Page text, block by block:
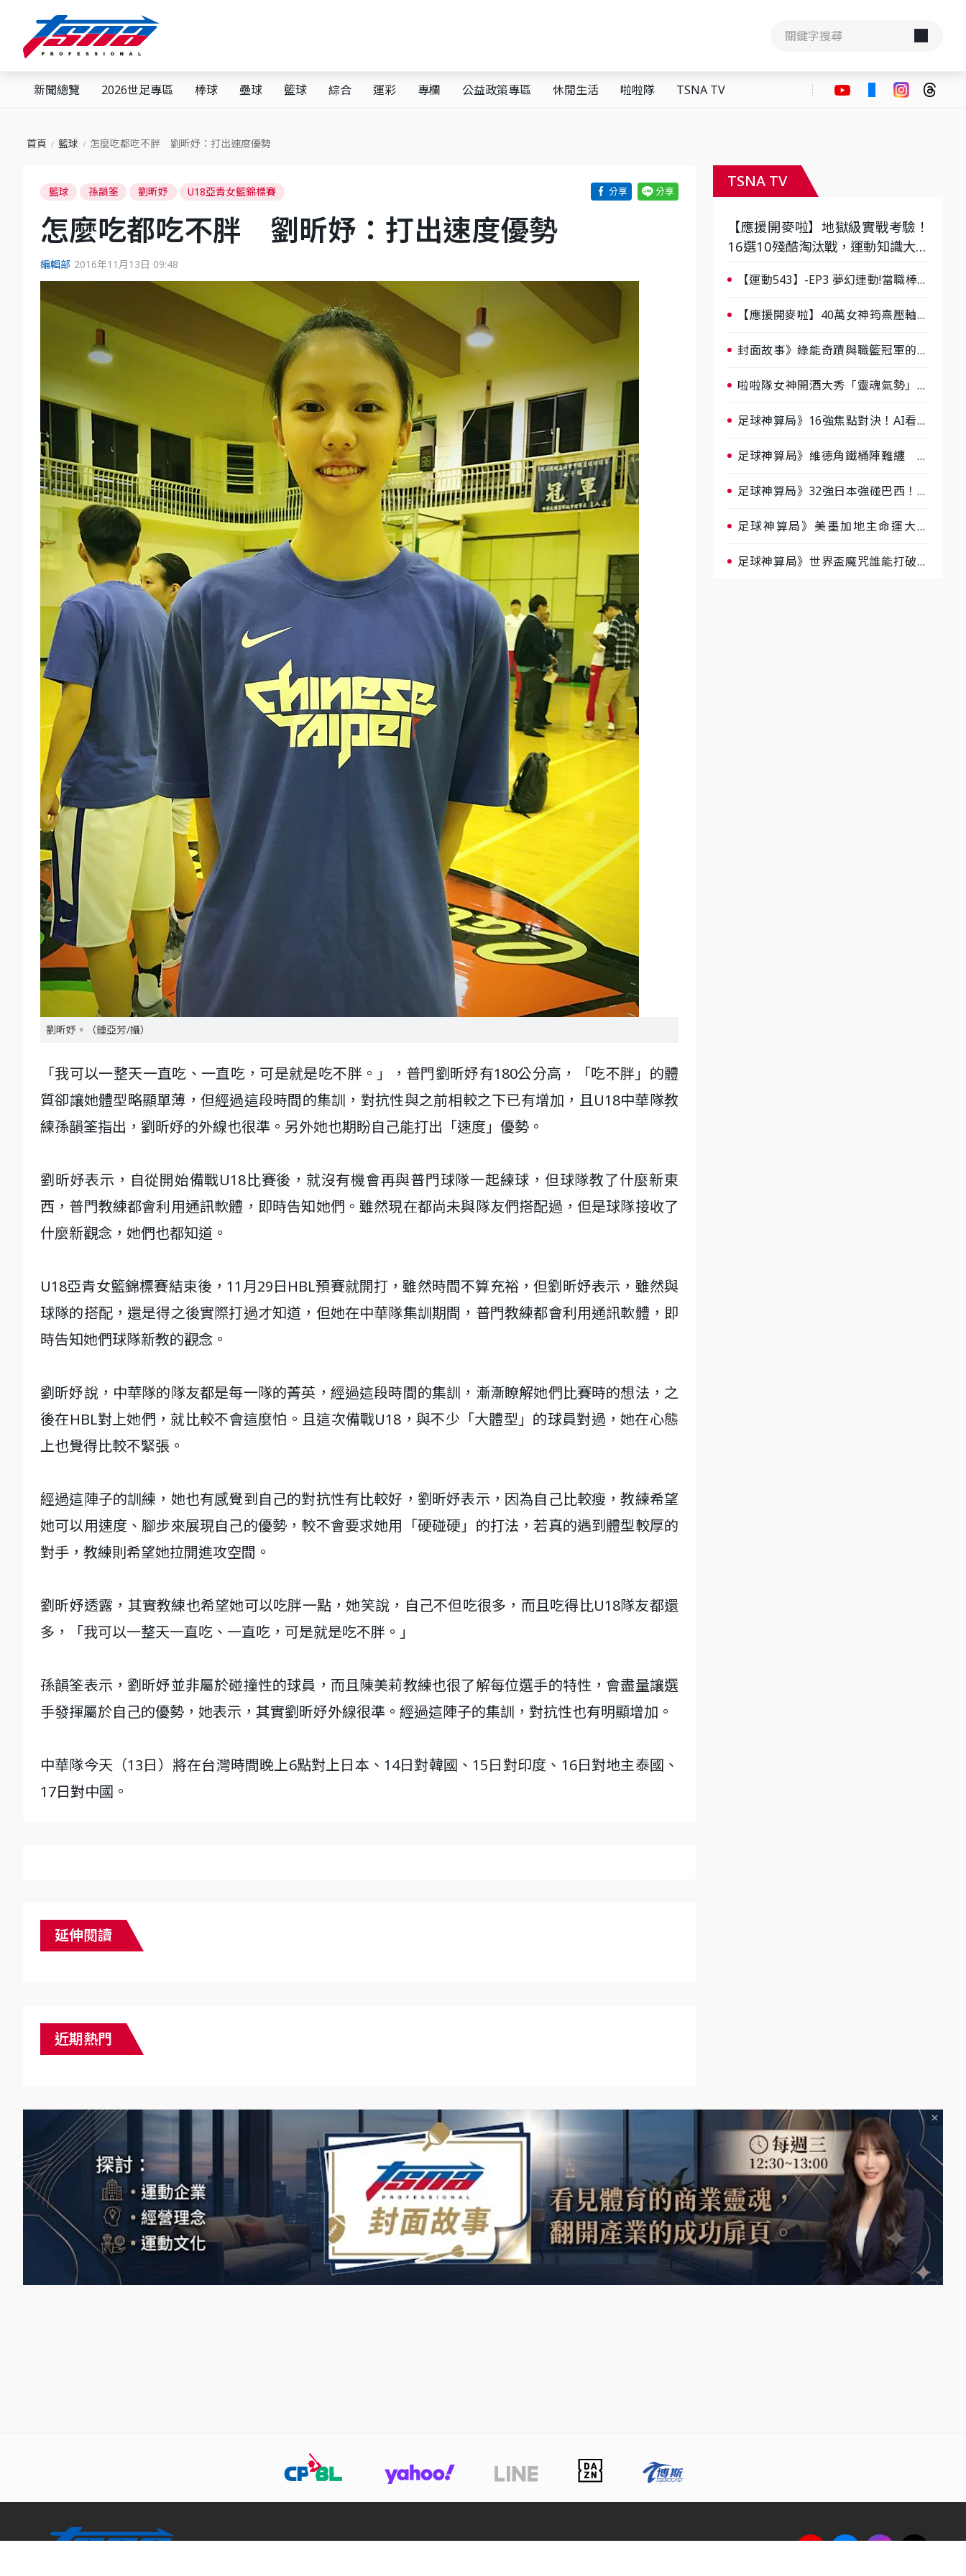
新聞總覽 2026世足專區 棒球 壘球 籃球 綜合 運彩 專欄 公益政策專區 休閒生活 啦啦隊 TSNA TV
首頁 籃球 怎麼吃都吃不胖 劉昕妤：打出速度優勢
籃球 孫韻筌 劉昕妤 U18亞青女籃錦標賽
怎麼吃都吃不胖 劉昕妤：打出速度優勢
編輯部 2016年11月13日 09:48
劉昕妤。（鍾亞芳/攝）
「我可以一整天一直吃、一直吃，可是就是吃不胖。」，普門劉昕妤有180公分高，「吃不胖」的體
質卻讓她體型略顯單薄，但經過這段時間的集訓，對抗性與之前相較之下已有增加，且U18中華隊教
練孫韻筌指出，劉昕妤的外線也很準。另外她也期盼自己能打出「速度」優勢。
劉昕妤表示，自從開始備戰U18比賽後，就沒有機會再與普門球隊一起練球，但球隊教了什麼新東
西，普門教練都會利用通訊軟體，即時告知她們。雖然現在都尚未與隊友們搭配過，但是球隊接收了
什麼新觀念，她們也都知道。
U18亞青女籃錦標賽結束後，11月29日HBL預賽就開打，雖然時間不算充裕，但劉昕妤表示，雖然與
球隊的搭配，還是得之後實際打過才知道，但她在中華隊集訓期間，普門教練都會利用通訊軟體，即
時告知她們球隊新教的觀念。
劉昕妤說，中華隊的隊友都是每一隊的菁英，經過這段時間的集訓，漸漸瞭解她們比賽時的想法，之
後在HBL對上她們，就比較不會這麼怕。且這次備戰U18，與不少「大體型」的球員對過，她在心態
上也覺得比較不緊張。
經過這陣子的訓練，她也有感覺到自己的對抗性有比較好，劉昕妤表示，因為自己比較瘦，教練希望
她可以用速度、腳步來展現自己的優勢，較不會要求她用「硬碰硬」的打法，若真的遇到體型較厚的
對手，教練則希望她拉開進攻空間。
劉昕妤透露，其實教練也希望她可以吃胖一點，她笑說，自己不但吃很多，而且吃得比U18隊友都還
多，「我可以一整天一直吃、一直吃，可是就是吃不胖。」
孫韻筌表示，劉昕妤並非屬於碰撞性的球員，而且陳美莉教練也很了解每位選手的特性，會盡量讓選
手發揮屬於自己的優勢，她表示，其實劉昕妤外線很準。經過這陣子的集訓，對抗性也有明顯增加。
中華隊今天（13日）將在台灣時間晚上6點對上日本、14日對韓國、15日對印度、16日對地主泰國、
17日對中國。
延伸閱讀
近期熱門
TSNA TV
【應援開麥啦】地獄級實戰考驗！
16選10殘酷淘汰戰，運動知識大會
【運動543】-EP3 夢幻連動!當職棒傳
【應援開麥啦】40萬女神筠熹壓軸！
比一個會-ep2
封面故事》綠能奇蹟與職籃冠軍的背
事》大談「心酸創業學」
啦啦隊女神開酒大秀「靈魂氣勢」！
大過招
足球神算局》16強焦點對決！AI看好
足球神算局》維德角鐵桶陣難纏 阿
足球神算局》32強日本強碰巴西！AI
爆冷
足球神算局》美墨加地主命運大解
足球神算局》世界盃魔咒誰能打破？